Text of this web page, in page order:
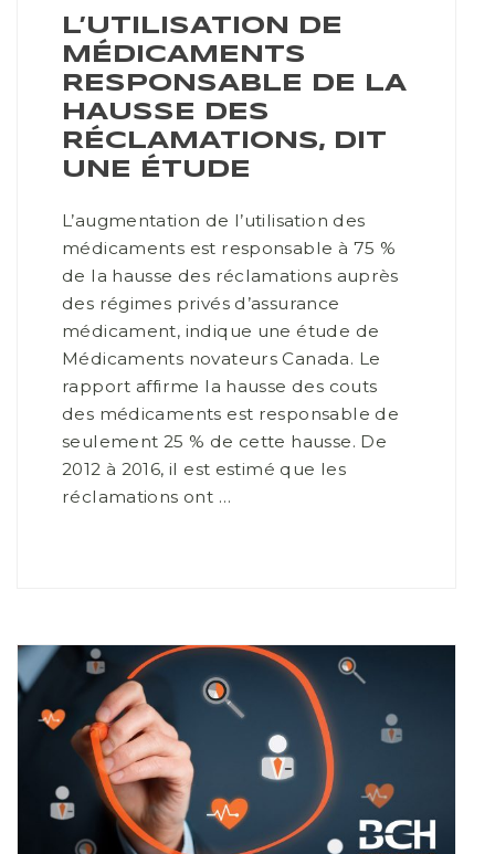
L’UTILISATION DE
MÉDICAMENTS
RESPONSABLE DE LA
HAUSSE DES
RÉCLAMATIONS, DIT
UNE ÉTUDE
L’augmentation de l’utilisation des
médicaments est responsable à 75 %
de la hausse des réclamations auprès
des régimes privés d’assurance
médicament, indique une étude de
Médicaments novateurs Canada. Le
rapport affirme la hausse des couts
des médicaments est responsable de
seulement 25 % de cette hausse. De
2012 à 2016, il est estimé que les
réclamations ont …